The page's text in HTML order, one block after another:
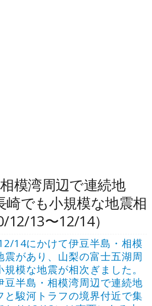
模湾周辺で連続地
崎でも小規模な地震相
12/13〜12/14）
14にかけて伊豆半島・相模
震があり、山梨の富士五湖周
模な地震が相次ぎました。
豆半島・相模湾周辺で連続地
と駿河トラフの境界付近で集